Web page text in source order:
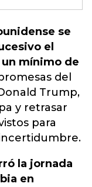
se
el
mínimo de
del
Trump,
y retrasar
para
la jornada
en